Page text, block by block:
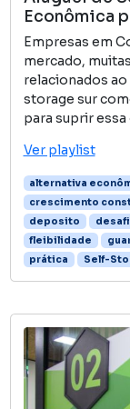
Econômica
Empresas em
mercado,
relacionados
storage sur
para suprir essa
Ver playlist
alternativa
crescimento
deposito
fleibilidade
prática
Self-